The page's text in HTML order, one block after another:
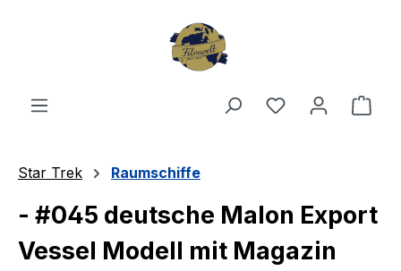
Du hast 0
Star Trek Raumschiffe
- #045 deutsche Malon Export
Vessel Modell mit Magazin